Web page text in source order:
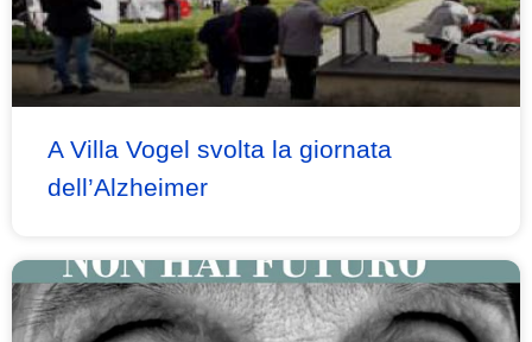
A Villa Vogel svolta la giornata
dell’Alzheimer